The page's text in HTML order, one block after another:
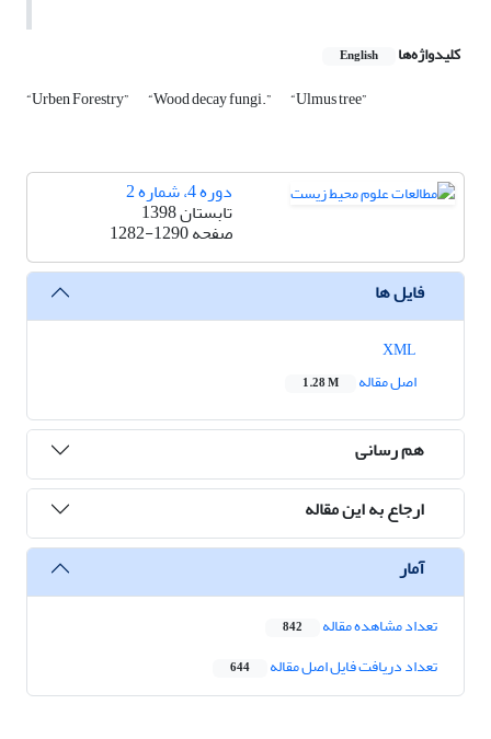
کلیدواژه‌ها English
“Urben Forestry” “Wood decay fungi.” “Ulmus tree”
دوره 4، شماره 2
تابستان 1398
صفحه1282-1290
فایل ها
اصل مقاله
1.28 M
هم رسانی
ارجاع به این مقاله
آمار
تعداد مشاهده مقاله 842
تعداد دریافت فایل اصل مقاله 644